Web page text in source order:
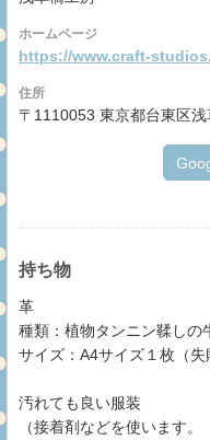
ホームページ
https://www.craft-
住所
〒1110053 東京都台東区
持ち物
革
種類：植物タンニン鞣しの
サイズ：A4サイズ１枚（失
汚れても良い服装
（接着剤などを使います。